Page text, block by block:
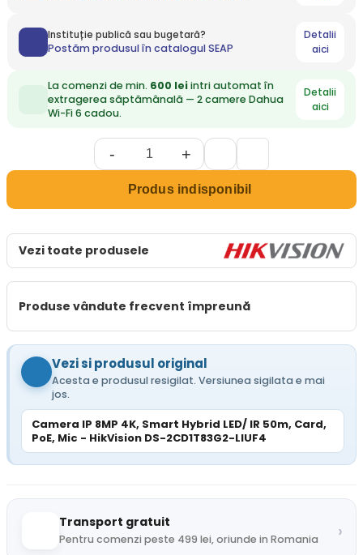
Instituție publică sau bugetară?
Postăm produsul în catalogul SEAP
Detalii
aici
La comenzi de min. 600 leiintri automat în
extragerea săptămânală — 2 camere Dahua
Wi-Fi 6 cadou.
Detalii
aici
- +
Produs indisponibil
Vezi toate produsele
Produse vândute frecvent împreună
Vezi si produsul original
Acesta e produsul resigilat. Versiunea sigilata e mai
jos.
Camera IP 8MP 4K, Smart Hybrid LED/ IR 50m, Card,
PoE, Mic - HikVision DS-2CD1T83G2-LIUF4
Transport gratuit
Pentru comenzi peste 499 lei, oriunde in Romania ›